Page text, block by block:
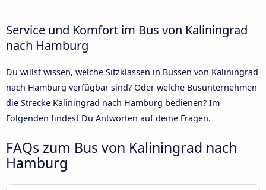
Service und Komfort im Bus von Kaliningrad
nach Hamburg
Du willst wissen, welche Sitzklassen in Bussen von Kaliningrad
nach Hamburg verfügbar sind? Oder welche Busunternehmen
die Strecke Kaliningrad nach Hamburg bedienen? Im
Folgenden findest Du Antworten auf deine Fragen.
FAQs zum Bus von Kaliningrad nach
Hamburg